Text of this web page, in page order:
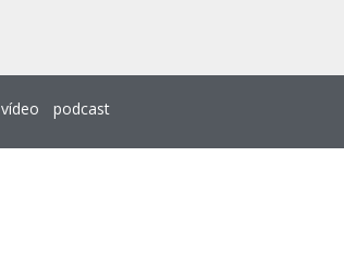
vídeo podcast